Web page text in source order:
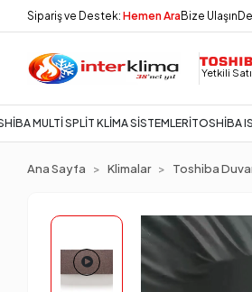
Sipariş ve Destek:Hemen AraBize Ulaşın
Yetkili
MULTİ SPLİT KLİMA SİSTEMLERİTOSHİBA
Ana Sayfa Klimalar Toshiba